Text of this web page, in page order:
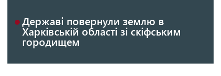
Державі повернули землю в
Харківській області зі скіфським
городищем